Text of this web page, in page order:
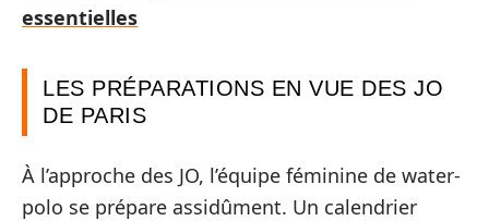
essentielles
LES PRÉPARATIONS EN VUE DES JO
DE PARIS
À l’approche des JO, l’équipe féminine de water-
polo se prépare assidûment. Un calendrier